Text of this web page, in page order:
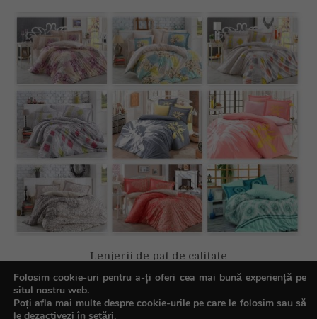
Lenjerii de pat de calitate
Folosim cookie-uri pentru a-ți oferi cea mai bună experiență pe
situl nostru web.
Poți afla mai multe despre cookie-urile pe care le folosim sau să
le dezactivezi în setări.